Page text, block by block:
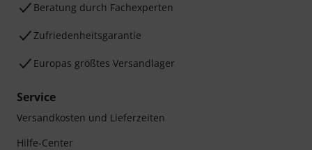
Beratung durch Fachexperten
Zufriedenheitsgarantie
Europas größtes Versandlager
Service
Versandkosten und Lieferzeiten
Hilfe-Center